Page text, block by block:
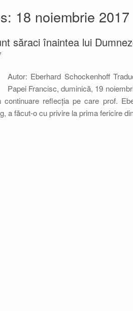
18 noiembrie 2017
săraci înaintea lui
Autor: Eberhard Schockenhoff
Papei Francisc, duminică, 19
reflecția pe care prof.
a făcut-o cu privire la prima fericire